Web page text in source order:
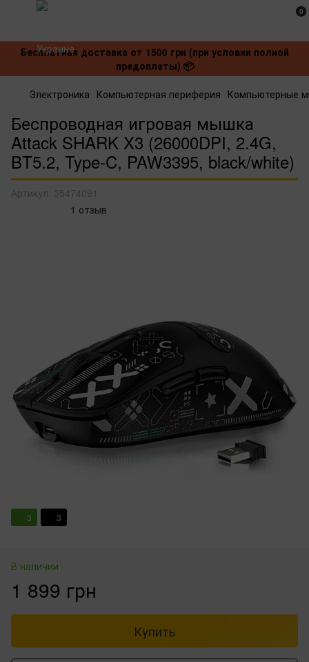
0
Бесплатная доставка от 1500 грн (при условии полной
предоплаты) 📦
Электроника Компьютерная периферия Компьютерные
Беспроводная игровая мышка
Attack SHARK X3 (26000DPI, 2.4G,
BT5.2, Type-C, PAW3395, black/white)
Артикул: 35474091
1 отзыв
3 3
В наличии
1 899 грн
Купить